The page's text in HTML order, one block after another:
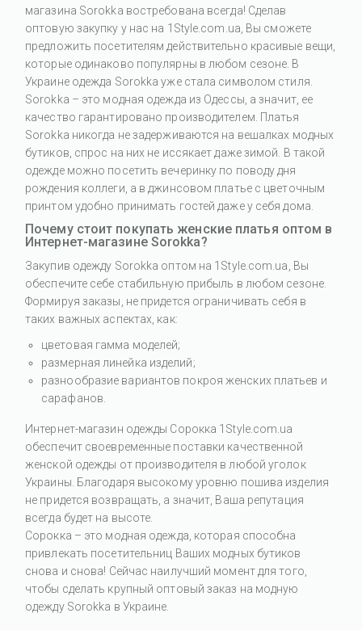
магазина Sorokka востребована всегда! Сделав
оптовую закупку у нас на 1Style.com.ua, Вы сможете
предложить посетителям действительно красивые вещи,
которые одинаково популярны в любом сезоне. В
Украине одежда Sorokka уже стала символом стиля.
Sorokka – это модная одежда из Одессы, а значит, ее
качество гарантировано производителем. Платья
Sorokka никогда не задерживаются на вешалках модных
бутиков, спрос на них не иссякает даже зимой. В такой
одежде можно посетить вечеринку по поводу дня
рождения коллеги, а в джинсовом платье с цветочным
принтом удобно принимать гостей даже у себя дома.
Почему стоит покупать женские платья оптом в
Интернет-магазине Sorokka?
Закупив одежду Sorokka оптом на 1Style.com.ua, Вы
обеспечите себе стабильную прибыль в любом сезоне.
Формируя заказы, не придется ограничивать себя в
таких важных аспектах, как:
цветовая гамма моделей;
размерная линейка изделий;
разнообразие вариантов покроя женских платьев и
сарафанов.
Интернет-магазин одежды Сорокка 1Style.com.ua
обеспечит своевременные поставки качественной
женской одежды от производителя в любой уголок
Украины. Благодаря высокому уровню пошива изделия
не придется возвращать, а значит, Ваша репутация
всегда будет на высоте.
Сорокка – это модная одежда, которая способна
привлекать посетительниц Ваших модных бутиков
снова и снова! Сейчас наилучший момент для того,
чтобы сделать крупный оптовый заказ на модную
одежду Sorokka в Украине.